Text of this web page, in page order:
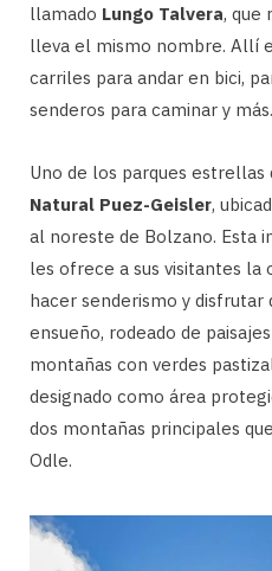
llamado Lungo Talvera, que
lleva el mismo nombre. Allí
carriles para andar en bici,
senderos para caminar y más.
Uno de los parques
Natural Puez-Geisler,
al noreste de Bolzano. Esta
les ofrece a sus visitantes la
hacer senderismo y disfrutar
ensueño, rodeado de
montañas con verdes
designado como área
dos montañas principales
Odle.